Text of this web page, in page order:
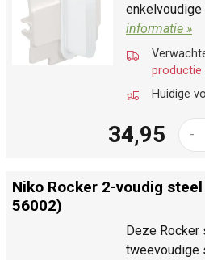
enkelvoudige
informatie »
productie
Huidige
34,95 -
Niko Rocker 2-voudig
56002)
Deze
tweevoudige